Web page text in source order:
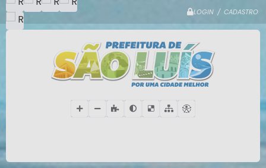
LOGIN / CADASTRO